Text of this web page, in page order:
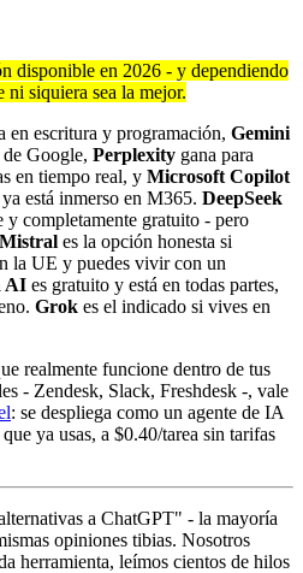
disponible en 2026 - y dependiendo
ni siquiera sea la mejor.
en escritura y programación, Gemini
de Google, Perplexity gana para
en tiempo real, y Microsoft Copilot
está inmerso en M365. DeepSeek
y completamente gratuito - pero
Mistral es la opción honesta si
la UE y puedes vivir con un
AI es gratuito y está en todas partes,
Grok es el indicado si vives en
realmente funcione dentro de tus
- Zendesk, Slack, Freshdesk -, vale
: se despliega como un agente de IA
ya usas, a $0.40/tarea sin tarifas
a ChatGPT" - la mayoría
opiniones tibias. Nosotros
herramienta, leímos cientos de hilos